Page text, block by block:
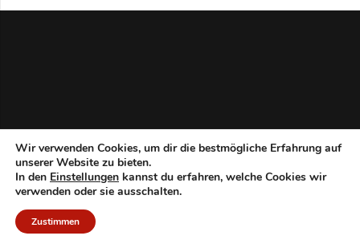
Wir verwenden Cookies, um dir die bestmögliche Erfahrung auf
unserer Website zu bieten.
In den Einstellungen kannst du erfahren, welche Cookies wir
verwenden oder sie ausschalten.
Zustimmen